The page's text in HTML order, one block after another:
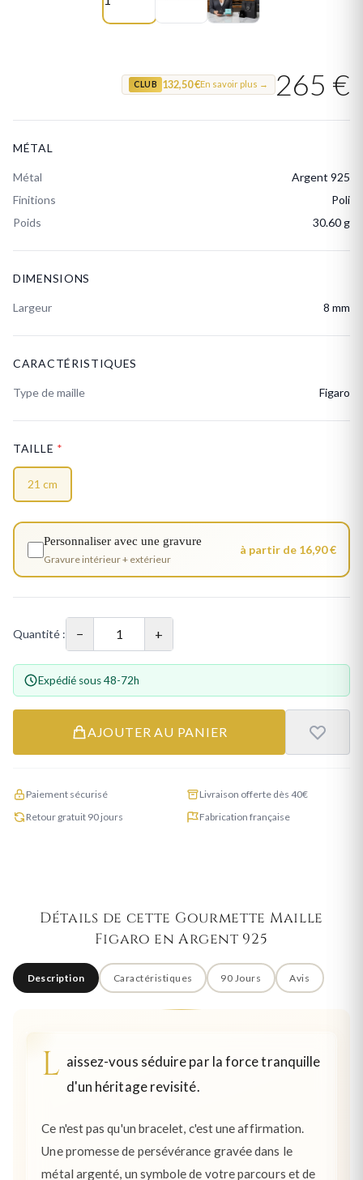
CLUB 132,50 €En savoir plus → 265 €
MÉTAL
Métal
Argent 925
Finitions
Poli
Poids
30.60 g
DIMENSIONS
Largeur 8 mm
CARACTÉRISTIQUES
Type de maille Figaro
TAILLE *
21 cm
Personnaliser avec une gravure
Gravure intérieur + extérieur
à partir de 16,90 €
Quantité : − +
Expédié sous 48-72h
AJOUTER AU PANIER
Paiement sécurisé
Livraison offerte dès 40€
Retour gratuit 90 jours
Fabrication française
Détails de cette Gourmette Maille
Figaro en Argent 925
Description Caractéristiques 90 Jours Avis
L aissez-vous séduire par la force tranquille
d'un héritage revisité.
Ce n'est pas qu'un bracelet, c'est une affirmation.
Une promesse de persévérance gravée dans le
métal argenté, un symbole de votre parcours et de